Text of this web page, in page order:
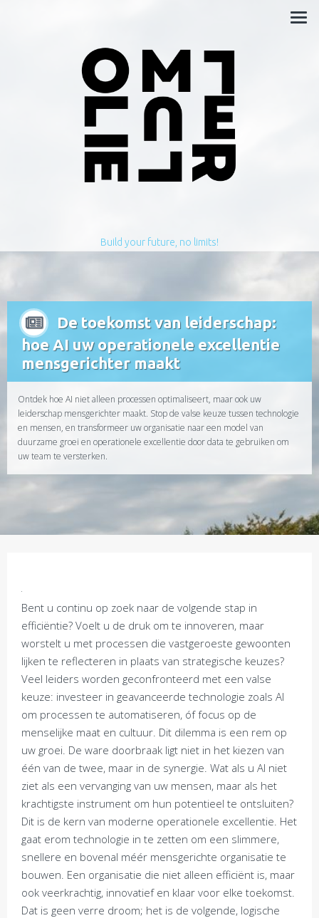
Build your future, no limits!
De toekomst van leiderschap:
hoe AI uw operationele excellentie
mensgerichter maakt
Ontdek hoe AI niet alleen processen optimaliseert, maar ook uw
leiderschap mensgerichter maakt. Stop de valse keuze tussen technologie
en mensen, en transformeer uw organisatie naar een model van
duurzame groei en operationele excellentie door data te gebruiken om
uw team te versterken.
Bent u continu op zoek naar de volgende stap in
efficiëntie? Voelt u de druk om te innoveren, maar
worstelt u met processen die vastgeroeste gewoonten
lijken te reflecteren in plaats van strategische keuzes?
Veel leiders worden geconfronteerd met een valse
keuze: investeer in geavanceerde technologie zoals AI
om processen te automatiseren, óf focus op de
menselijke maat en cultuur. Dit dilemma is een rem op
uw groei. De ware doorbraak ligt niet in het kiezen van
één van de twee, maar in de synergie. Wat als u AI niet
ziet als een vervanging van uw mensen, maar als het
krachtigste instrument om hun potentieel te ontsluiten?
Dit is de kern van moderne operationele excellentie. Het
gaat erom technologie in te zetten om een slimmere,
snellere en bovenal méér mensgerichte organisatie te
bouwen. Een organisatie die niet alleen efficiënt is, maar
ook veerkrachtig, innovatief en klaar voor elke toekomst.
Dat is geen verre droom; het is de volgende, logische